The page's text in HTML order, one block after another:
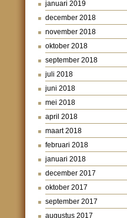
januari 2019
december 2018
november 2018
oktober 2018
september 2018
juli 2018
juni 2018
mei 2018
april 2018
maart 2018
februari 2018
januari 2018
december 2017
oktober 2017
september 2017
augustus 2017